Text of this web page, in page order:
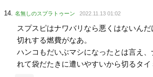
名無しのスプラトゥーン 2022.11.13 01:02
スプスピはナワバリなら悪くはないん
切れする燃費がなあ。
ハンコもだいぶマシになったとは言え、
れて袋だたきに遭いやすいから切るタイ